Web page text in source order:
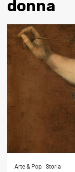
donna
Arte & Pop Storia